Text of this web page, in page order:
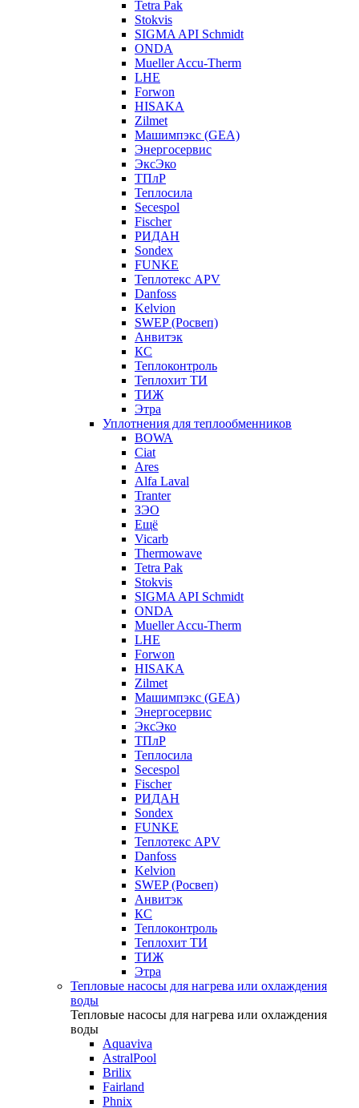
Tetra Pak
Stokvis
SIGMA API Schmidt
ONDA
Mueller Accu-Therm
LHE
Forwon
HISAKA
Zilmet
Машимпэкс (GEA)
Энергосервис
ЭксЭко
ТПлР
Теплосила
Secespol
Fischer
РИДАН
Sondex
FUNKE
Теплотекс APV
Danfoss
Kelvion
SWEP (Росвеп)
Анвитэк
КС
Теплоконтроль
Теплохит ТИ
ТИЖ
Этра
Уплотнения для теплообменников
BOWA
Ciat
Ares
Alfa Laval
Tranter
ЗЭО
Ещё
Vicarb
Thermowave
Tetra Pak
Stokvis
SIGMA API Schmidt
ONDA
Mueller Accu-Therm
LHE
Forwon
HISAKA
Zilmet
Машимпэкс (GEA)
Энергосервис
ЭксЭко
ТПлР
Теплосила
Secespol
Fischer
РИДАН
Sondex
FUNKE
Теплотекс APV
Danfoss
Kelvion
SWEP (Росвеп)
Анвитэк
КС
Теплоконтроль
Теплохит ТИ
ТИЖ
Этра
Тепловые насосы для нагрева или охлаждения
воды
Тепловые насосы для нагрева или охлаждения
воды
Aquaviva
AstralPool
Brilix
Fairland
Phnix